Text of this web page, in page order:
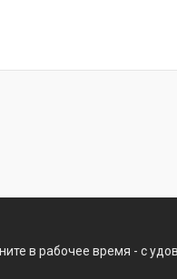
в рабочее время - с